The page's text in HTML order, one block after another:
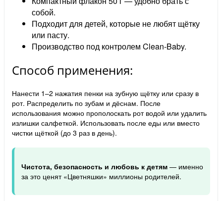
собой.
Подходит для детей, которые не любят щётку
или пасту.
Производство под контролем Clean-Baby.
Способ применения:
Нанести 1–2 нажатия пенки на зубную щётку или сразу в
рот. Распределить по зубам и дёснам. После
использования можно прополоскать рот водой или удалить
излишки салфеткой. Использовать после еды или вместо
чистки щёткой (до 3 раз в день).
Чистота, безопасность и любовь к детям — именно
за это ценят «Цветняшки» миллионы родителей.